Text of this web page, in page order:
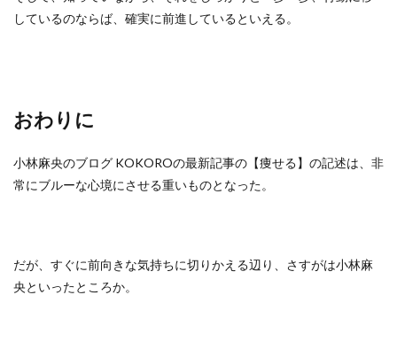
しているのならば、確実に前進しているといえる。
おわりに
小林麻央のブログ KOKOROの最新記事の【痩せる】の記述は、非
常にブルーな心境にさせる重いものとなった。
だが、すぐに前向きな気持ちに切りかえる辺り、さすがは小林麻
央といったところか。